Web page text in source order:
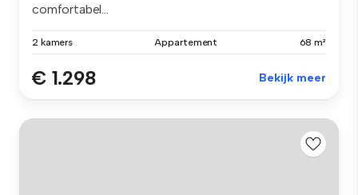
comfortabel...
2 kamers Appartement 68 m²
€ 1.298 Bekijk meer